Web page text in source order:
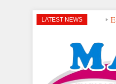
LATEST NEWS